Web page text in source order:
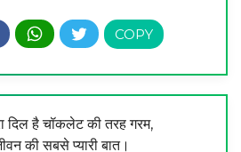
दिल है चॉकलेट की तरह गरम,
की सबसे प्यारी बात।